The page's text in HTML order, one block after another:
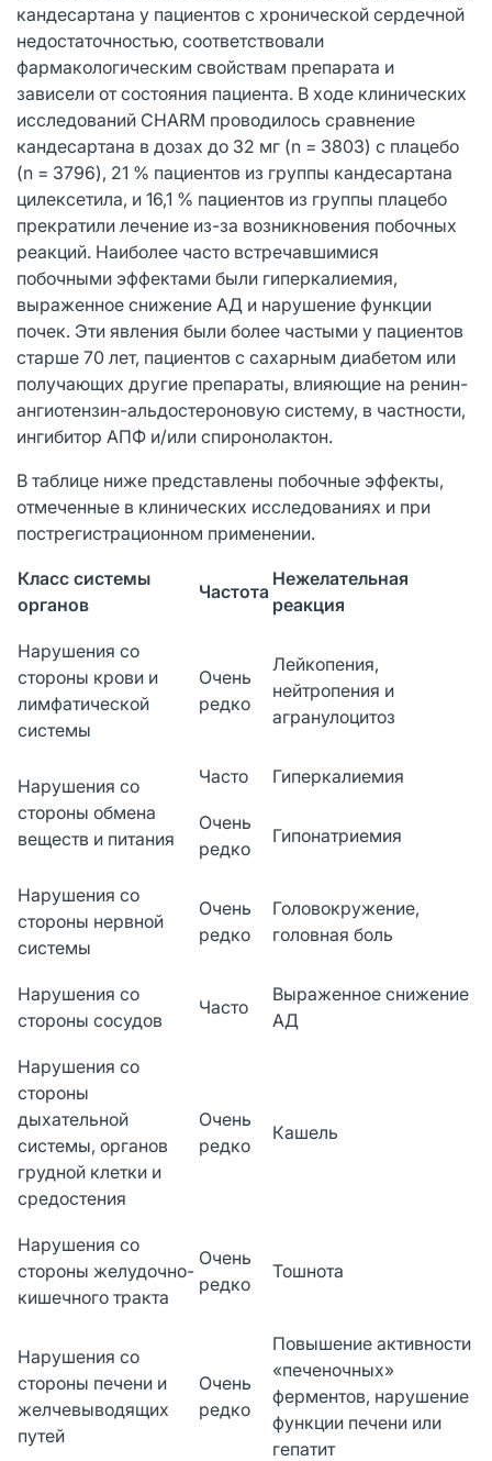
кандесартана у пациентов с хронической сердечной
недостаточностью, соответствовали
фармакологическим свойствам препарата и
зависели от состояния пациента. В ходе клинических
исследований CHARM проводилось сравнение
кандесартана в дозах до 32 мг (n = 3803) с плацебо
(n = 3796), 21 % пациентов из группы кандесартана
цилексетила, и 16,1 % пациентов из группы плацебо
прекратили лечение из-за возникновения побочных
реакций. Наиболее часто встречавшимися
побочными эффектами были гиперкалиемия,
выраженное снижение АД и нарушение функции
почек. Эти явления были более частыми у пациентов
старше 70 лет, пациентов с сахарным диабетом или
получающих другие препараты, влияющие на ренин-
ангиотензин-альдостероновую систему, в частности,
ингибитор АПФ и/или спиронолактон.
В таблице ниже представлены побочные эффекты,
отмеченные в клинических исследованиях и при
пострегистрационном применении.
Класс системы
органов
Частота
Нежелательная
реакция
Нарушения со
стороны крови и
лимфатической
системы
Очень
редко
Лейкопения,
нейтропения и
агранулоцитоз
Нарушения со
стороны обмена
веществ и питания
Часто Гиперкалиемия
Очень
редко
Гипонатриемия
Нарушения со
стороны нервной
системы
Очень
редко
Головокружение,
головная боль
Нарушения со
стороны сосудов
Часто
Выраженное снижение
АД
Нарушения со
стороны
дыхательной
системы, органов
грудной клетки и
средостения
Очень
редко
Кашель
Нарушения со
стороны желудочно-
кишечного тракта
Очень
редко
Тошнота
Нарушения со
стороны печени и
желчевыводящих
путей
Очень
редко
Повышение активности
«печеночных»
ферментов, нарушение
функции печени или
гепатит